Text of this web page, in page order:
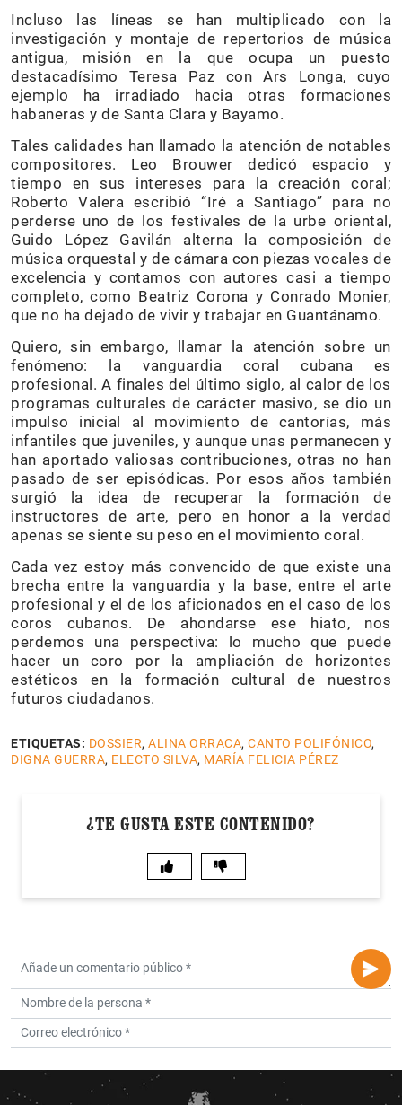
Incluso las líneas se han multiplicado con la
investigación y montaje de repertorios de música
antigua, misión en la que ocupa un puesto
destacadísimo Teresa Paz con Ars Longa, cuyo
ejemplo ha irradiado hacia otras formaciones
habaneras y de Santa Clara y Bayamo.
Tales calidades han llamado la atención de notables
compositores. Leo Brouwer dedicó espacio y
tiempo en sus intereses para la creación coral;
Roberto Valera escribió “Iré a Santiago” para no
perderse uno de los festivales de la urbe oriental,
Guido López Gavilán alterna la composición de
música orquestal y de cámara con piezas vocales de
excelencia y contamos con autores casi a tiempo
completo, como Beatriz Corona y Conrado Monier,
que no ha dejado de vivir y trabajar en Guantánamo.
Quiero, sin embargo, llamar la atención sobre un
fenómeno: la vanguardia coral cubana es
profesional. A finales del último siglo, al calor de los
programas culturales de carácter masivo, se dio un
impulso inicial al movimiento de cantorías, más
infantiles que juveniles, y aunque unas permanecen y
han aportado valiosas contribuciones, otras no han
pasado de ser episódicas. Por esos años también
surgió la idea de recuperar la formación de
instructores de arte, pero en honor a la verdad
apenas se siente su peso en el movimiento coral.
Cada vez estoy más convencido de que existe una
brecha entre la vanguardia y la base, entre el arte
profesional y el de los aficionados en el caso de los
coros cubanos. De ahondarse ese hiato, nos
perdemos una perspectiva: lo mucho que puede
hacer un coro por la ampliación de horizontes
estéticos en la formación cultural de nuestros
futuros ciudadanos.
ETIQUETAS: DOSSIER, ALINA ORRACA, CANTO POLIFÓNICO,
DIGNA GUERRA, ELECTO SILVA, MARÍA FELICIA PÉREZ
¿TE GUSTA ESTE CONTENIDO?